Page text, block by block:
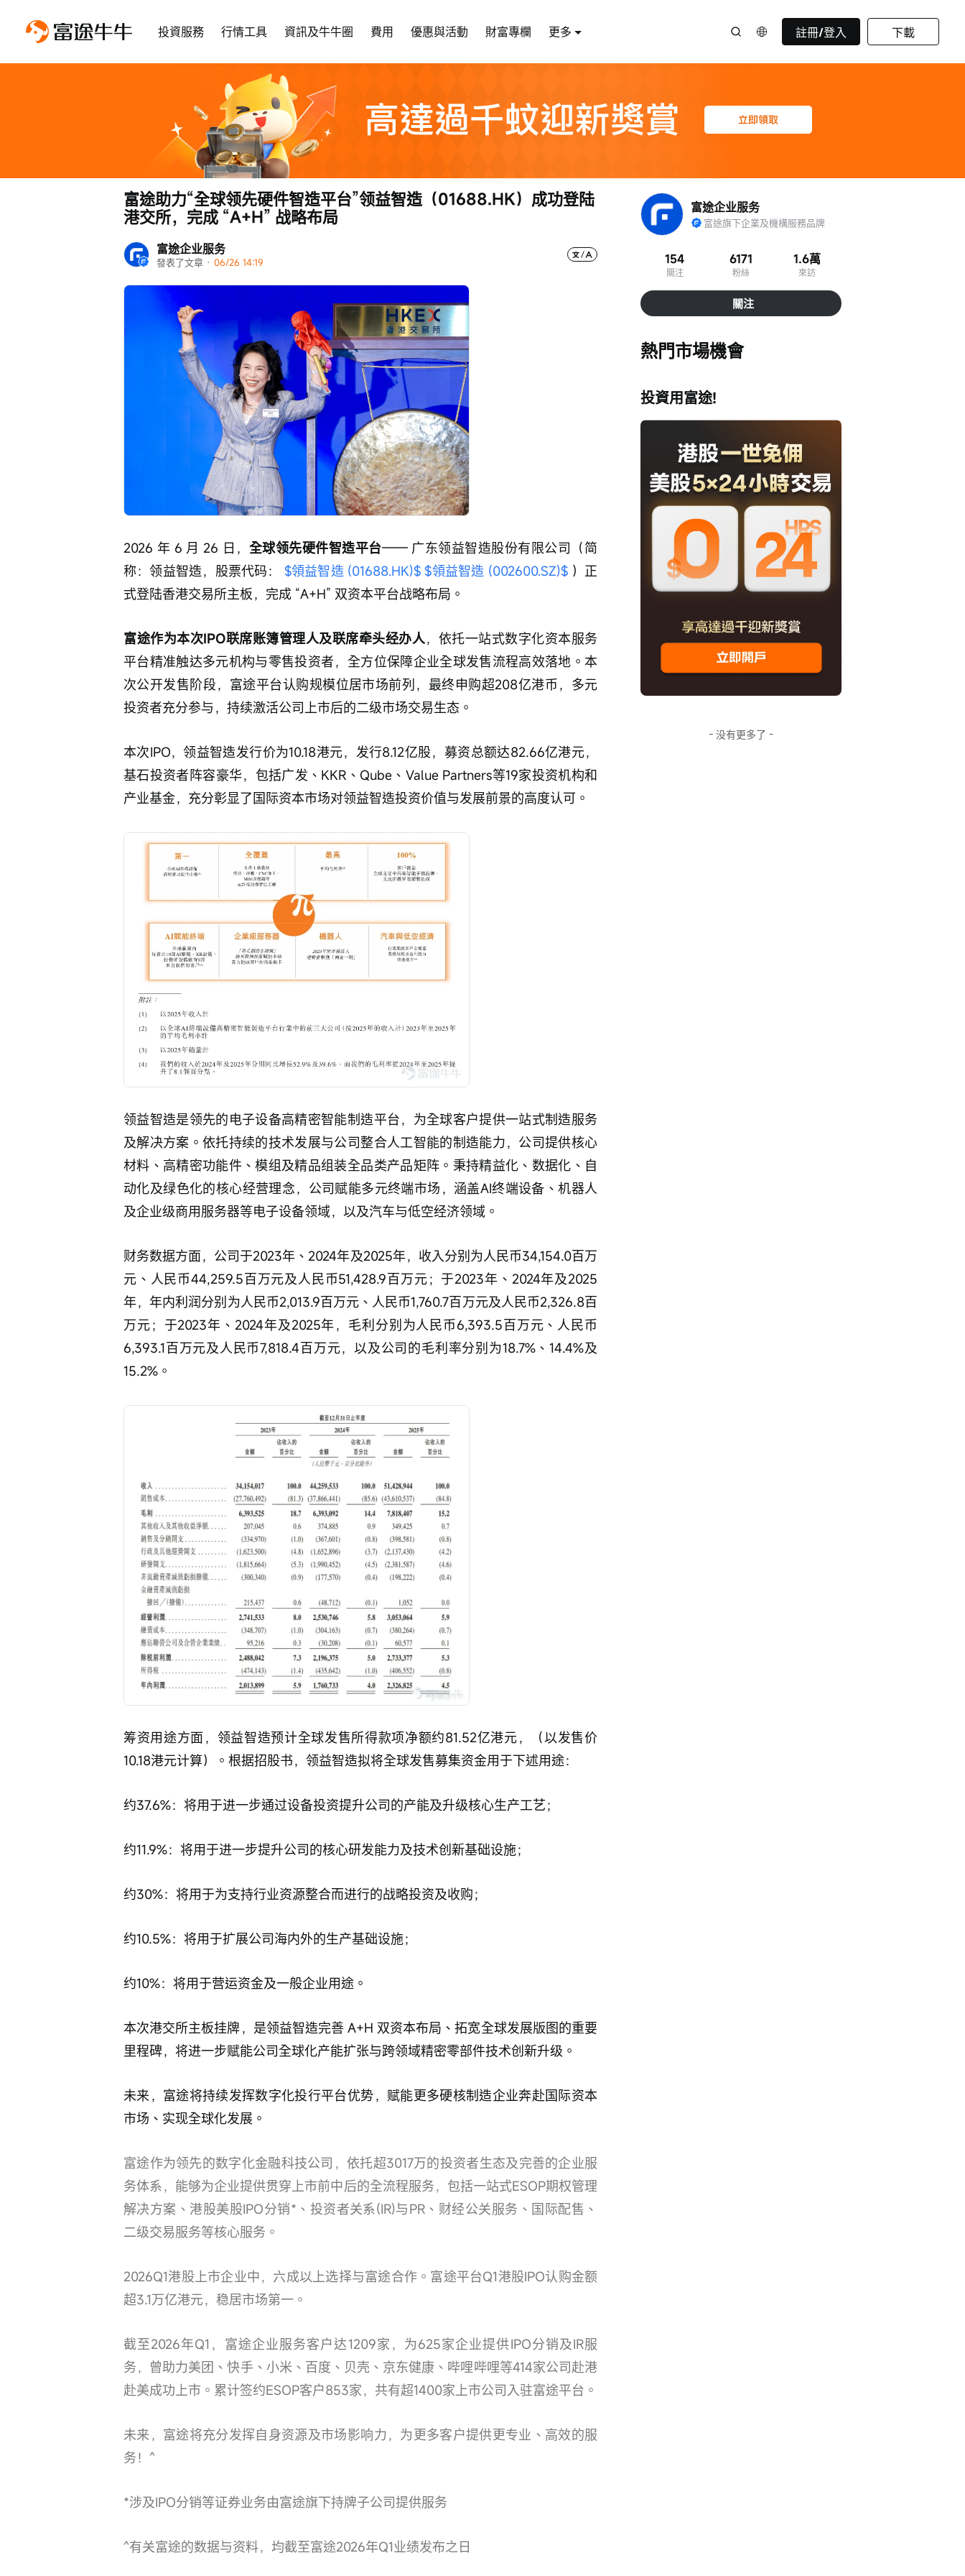
投資服務 行情工具 資訊及牛牛圈 費用 優惠與活動 財富專欄 更多 註冊/登入 下載
富途企业服务
發表了文章 · 06/26 14:19
富途助力“全球领先硬件智造平台”领益智造（01688.HK）成功登陆
港交所，完成 “A+H” 战略布局
2026 年 6 月 26 日， 全球领先硬件智造平台—— 广东领益智造股份有限公司（简
称：领益智造，股票代码： $領益智造 (01688.HK)$ $領益智造 (002600.SZ)$ ）正
式登陆香港交易所主板，完成 “A+H” 双资本平台战略布局。
富途作为本次IPO联席账簿管理人及联席牵头经办人，依托一站式数字化资本服务
平台精准触达多元机构与零售投资者，全方位保障企业全球发售流程高效落地。本
次公开发售阶段，富途平台认购规模位居市场前列，最终申购超208亿港币，多元
投资者充分参与，持续激活公司上市后的二级市场交易生态。
本次IPO，领益智造发行价为10.18港元，发行8.12亿股，募资总额达82.66亿港元，
基石投资者阵容豪华，包括广发、KKR、Qube、Value Partners等19家投资机构和
产业基金，充分彰显了国际资本市场对领益智造投资价值与发展前景的高度认可。
领益智造是领先的电子设备高精密智能制造平台，为全球客户提供一站式制造服务
及解决方案。依托持续的技术发展与公司整合人工智能的制造能力，公司提供核心
材料、高精密功能件、模组及精品组装全品类产品矩阵。秉持精益化、数据化、自
动化及绿色化的核心经营理念，公司赋能多元终端市场，涵盖AI终端设备、机器人
及企业级商用服务器等电子设备领域，以及汽车与低空经济领域。
财务数据方面，公司于2023年、2024年及2025年，收入分别为人民币34,154.0百万
元、人民币44,259.5百万元及人民币51,428.9百万元；于2023年、2024年及2025
年，年内利润分别为人民币2,013.9百万元、人民币1,760.7百万元及人民币2,326.8百
万元；于2023年、2024年及2025年，毛利分别为人民币6,393.5百万元、人民币
6,393.1百万元及人民币7,818.4百万元，以及公司的毛利率分别为18.7%、14.4%及
15.2%。
筹资用途方面，领益智造预计全球发售所得款项净额约81.52亿港元，（以发售价
10.18港元计算）。根据招股书，领益智造拟将全球发售募集资金用于下述用途：
约37.6%：将用于进一步通过设备投资提升公司的产能及升级核心生产工艺；
约11.9%：将用于进一步提升公司的核心研发能力及技术创新基础设施；
约30%：将用于为支持行业资源整合而进行的战略投资及收购；
约10.5%：将用于扩展公司海内外的生产基础设施；
约10%：将用于营运资金及一般企业用途。
本次港交所主板挂牌，是领益智造完善 A+H 双资本布局、拓宽全球发展版图的重要
里程碑，将进一步赋能公司全球化产能扩张与跨领域精密零部件技术创新升级。
未来，富途将持续发挥数字化投行平台优势，赋能更多硬核制造企业奔赴国际资本
市场、实现全球化发展。
富途作为领先的数字化金融科技公司，依托超3017万的投资者生态及完善的企业服
务体系，能够为企业提供贯穿上市前中后的全流程服务，包括一站式ESOP期权管理
解决方案、港股美股IPO分销*、投资者关系(IR)与PR、财经公关服务、国际配售、
二级交易服务等核心服务。
2026Q1港股上市企业中，六成以上选择与富途合作。富途平台Q1港股IPO认购金额
超3.1万亿港元，稳居市场第一。
截至2026年Q1，富途企业服务客户达1209家，为625家企业提供IPO分销及IR服
务，曾助力美团、快手、小米、百度、贝壳、京东健康、哔哩哔哩等414家公司赴港
赴美成功上市。累计签约ESOP客户853家，共有超1400家上市公司入驻富途平台。
未来，富途将充分发挥自身资源及市场影响力，为更多客户提供更专业、高效的服
务！^
*涉及IPO分销等证券业务由富途旗下持牌子公司提供服务
^有关富途的数据与资料，均截至富途2026年Q1业绩发布之日
富途企业服务
富途旗下企業及機構服務品牌
154
關注
6171
粉絲
1.6萬
來訪
關注
熱門市場機會
投資用富途!
- 没有更多了 -